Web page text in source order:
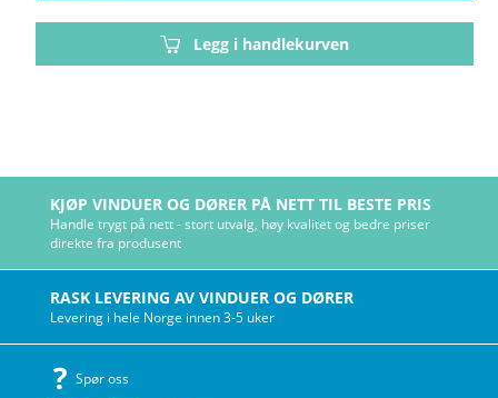
Legg i handlekurven
KJØP VINDUER OG DØRER PÅ NETT TIL BESTE PRIS
Handle trygt på nett - stort utvalg, høy kvalitet og bedre priser
direkte fra produsent
RASK LEVERING AV VINDUER OG DØRER
Levering i hele Norge innen 3-5 uker
Spør oss